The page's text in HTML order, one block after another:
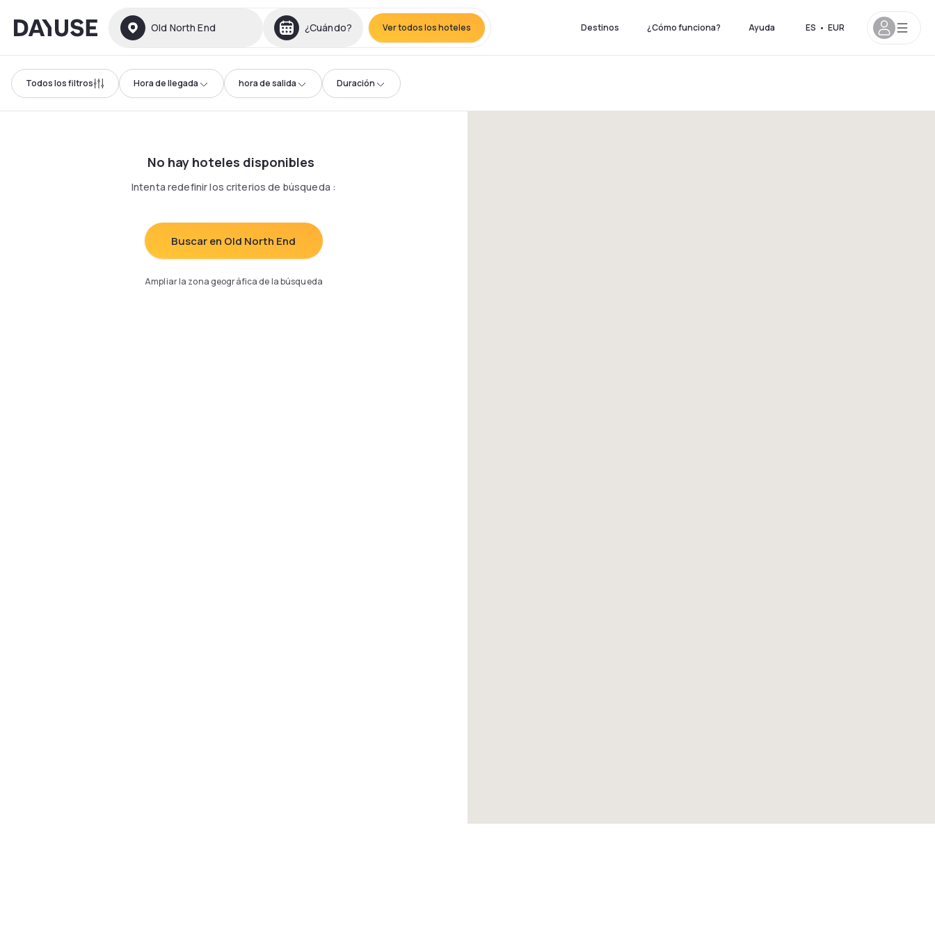
Dayuse Old North End ¿Cuándo? Ver todos los hoteles Destinos ¿Cómo funciona? Ayuda ES • EUR
Todos los filtros Hora de llegada hora de salida Duración
No hay hoteles disponibles
Intenta redefinir los criterios de búsqueda :
Buscar en Old North End
Ampliar la zona geográfica de la búsqueda